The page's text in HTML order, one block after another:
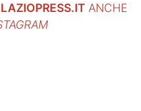
LAZIOPRESS.IT ANCHE